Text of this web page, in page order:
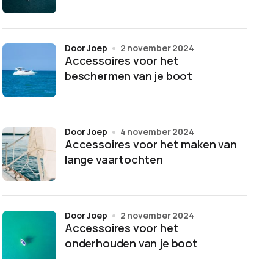
Accessoires voor het
beschermen van je boot
door Joep 2 november 2024
Accessoires voor het maken van
lange vaartochten
door Joep 4 november 2024
Accessoires voor het
onderhouden van je boot
door Joep 2 november 2024